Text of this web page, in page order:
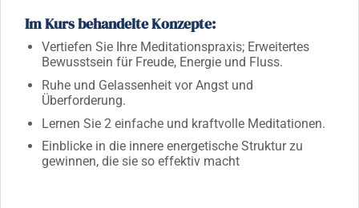
Im Kurs behandelte Konzepte:
Vertiefen Sie Ihre Meditationspraxis; Erweitertes
Bewusstsein für Freude, Energie und Fluss.
Ruhe und Gelassenheit vor Angst und
Überforderung.
Lernen Sie 2 einfache und kraftvolle Meditationen.
Einblicke in die innere energetische Struktur zu
gewinnen, die sie so effektiv macht